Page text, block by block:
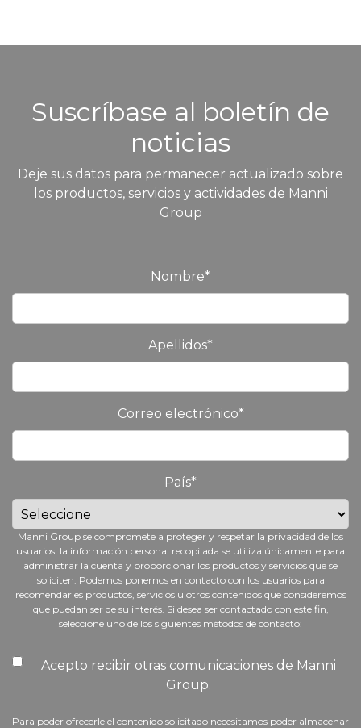
Suscríbase al boletín de
noticias
Deje sus datos para permanecer actualizado sobre
los productos, servicios y actividades de Manni
Group
Nombre*
Apellidos*
Correo electrónico*
País*
Manni Group se compromete a proteger y respetar la privacidad de los
usuarios: la información personal recopilada se utiliza únicamente para
administrar la cuenta y proporcionar los productos y servicios que se
soliciten. Podemos ponernos en contacto con los usuarios para
recomendarles productos, servicios u otros contenidos que consideremos
que puedan ser de su interés. Si desea ser contactado con este fin,
seleccione uno de los siguientes métodos de contacto:
Acepto recibir otras comunicaciones de Manni
Group.
Para poder ofrecerle el contenido solicitado necesitamos poder almacenar